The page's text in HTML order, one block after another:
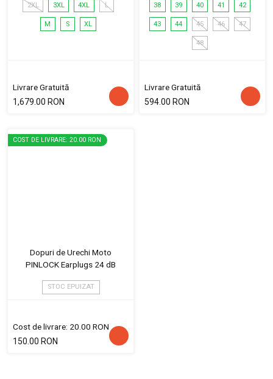
2XL 3XL 4XL L
M S XL
Livrare Gratuită
1,679.00 RON
38 39 40 41 42
43 44 45 46 47
48
Livrare Gratuită
594.00 RON
COST DE LIVRARE: 20.00 RON
Dopuri de Urechi Moto
PINLOCK Earplugs 24 dB
STOC EPUIZAT
Cost de livrare: 20.00 RON
150.00 RON